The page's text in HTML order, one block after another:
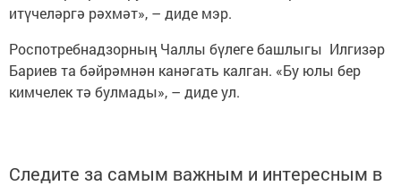
итүчеләргә рәхмәт», – диде мэр.
Роспотребнадзорның Чаллы бүлеге башлыгы Илгизәр
Бариев та бәйрәмнән канәгать калган. «Бу юлы бер
кимчелек тә булмады», – диде ул.
Следите за самым важным и интересным в